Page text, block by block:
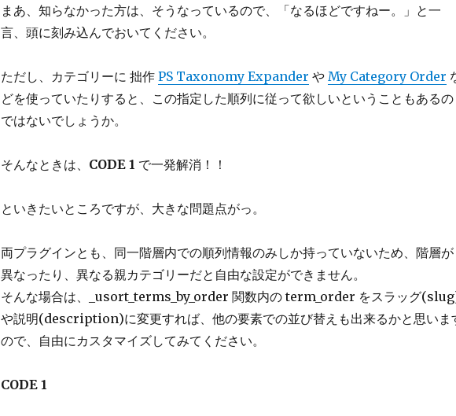
まあ、知らなかった方は、そうなっているので、「なるほどですねー。」と一
言、頭に刻み込んでおいてください。
ただし、カテゴリーに 拙作 PS Taxonomy Expander や My Category Order
どを使っていたりすると、この指定した順列に従って欲しいということもあるの
ではないでしょうか。
そんなときは、 CODE 1 で一発解消！！
といきたいところですが、大きな問題点がっ。
両プラグインとも、同一階層内での順列情報のみしか持っていないため、階層が
異なったり、異なる親カテゴリーだと自由な設定ができません。
そんな場合は、_usort_terms_by_order 関数内の term_order をスラッグ
や説明(description)に変更すれば、他の要素での並び替えも出来るかと思いま
ので、自由にカスタマイズしてみてください。
CODE 1